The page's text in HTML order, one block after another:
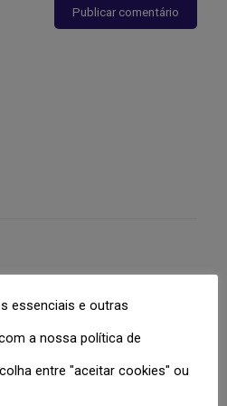
essenciais e outras
a nossa política de
entre "aceitar cookies" ou